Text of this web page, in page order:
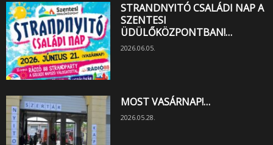
STRANDNYITÓ CSALÁDI NAP A
SZENTESI
ÜDÜLŐKÖZPONTBAN!…
2026.06.05.
MOST VASÁRNAP!…
2026.05.28.